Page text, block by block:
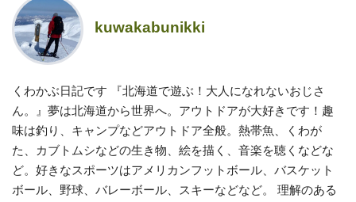
kuwakabunikki
くわかぶ日記です 『北海道で遊ぶ！大人になれないおじさ
ん。』夢は北海道から世界へ。アウトドアが大好きです！趣
味は釣り、キャンプなどアウトドア全般。熱帯魚、くわが
た、カブトムシなどの生き物、絵を描く、音楽を聴くなどな
ど。好きなスポーツはアメリカンフットボール、バスケット
ボール、野球、バレーボール、スキーなどなど。 理解のある